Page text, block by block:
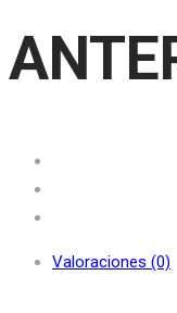
Valoraciones (0)